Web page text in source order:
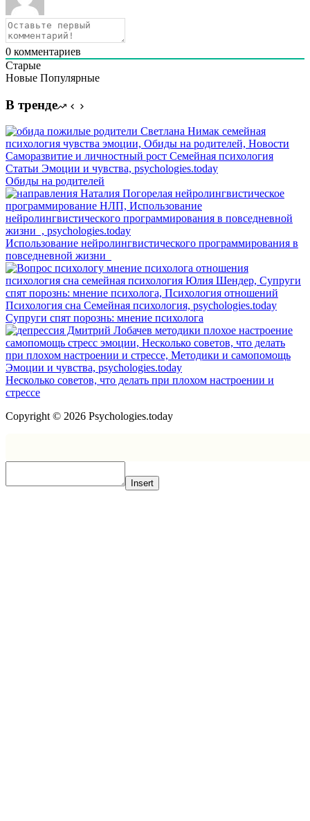
0 комментариев
Старые
Новые Популярные
В тренде
Обиды на родителей
Использование нейролингвистического программирования в
повседневной жизни
Супруги спят порознь: мнение психолога
Несколько советов, что делать при плохом настроении и
стрессе
Copyright © 2026 Psychologies.today
Insert